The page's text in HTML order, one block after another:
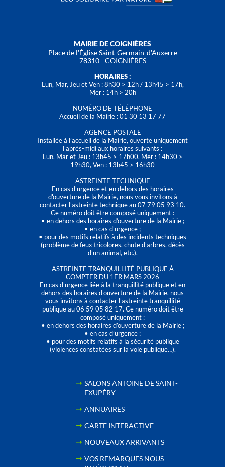
MAIRIE DE COIGNIÈRES
Place de l'Église Saint-Germain-d'Auxerre
78310 - COIGNIÈRES
HORAIRES :
Lun, Mar, Jeu et Ven : 8h30 > 12h / 13h45 > 17h,
Mer : 14h > 20h
NUMÉRO DE TÉLÉPHONE
Accueil de la Mairie : 01 30 13 17 77
AGENCE POSTALE
Installée à l’accueil de la Mairie, ouverte uniquement
l'après-midi aux horaires suivants :
Lun, Mar et Jeu : 13h45 > 17h00, Mer : 14h30 >
19h30, Ven : 13h45 > 16h30
ASTREINTE TECHNIQUE
En cas d’urgence et en dehors des horaires
d'ouverture de la Mairie, nous vous invitons à
contacter l’astreinte technique au 07 79 05 93 10.
Ce numéro doit être composé uniquement :
• en dehors des horaires d’ouverture de la Mairie ;
• en cas d’urgence ;
• pour des motifs relatifs à des incidents techniques
(problème de feux tricolores, chute d’arbres, décès
d’un animal, etc.).
ASTREINTE TRANQUILLITÉ PUBLIQUE À
COMPTER DU 1ER MARS 2026
En cas d’urgence liée à la tranquillité publique et en
dehors des horaires d'ouverture de la Mairie, nous
vous invitons à contacter l’astreinte tranquillité
publique au 06 59 05 82 17. Ce numéro doit être
composé uniquement :
• en dehors des horaires d’ouverture de la Mairie ;
• en cas d’urgence ;
• pour des motifs relatifs à la sécurité publique
(violences constatées sur la voie publique…).
SALONS ANTOINE DE SAINT-
EXUPÉRY
ANNUAIRES
CARTE INTERACTIVE
NOUVEAUX ARRIVANTS
VOS REMARQUES NOUS